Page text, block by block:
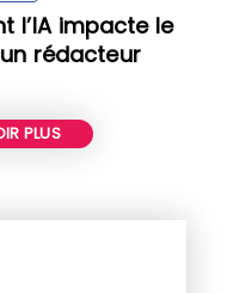
l’IA impacte le
rédacteur
PLUS